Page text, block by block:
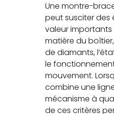
Une montre-
peut susciter des
valeur importants
matière du
de diamants,
le
mouvement.
combine une
mécanisme à
de ces critères